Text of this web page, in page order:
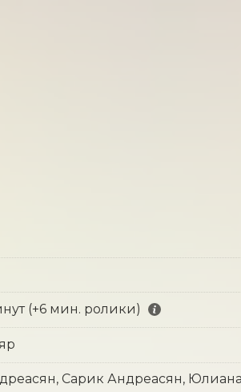
(+6 мин. ролики)
Сарик Андреасян,